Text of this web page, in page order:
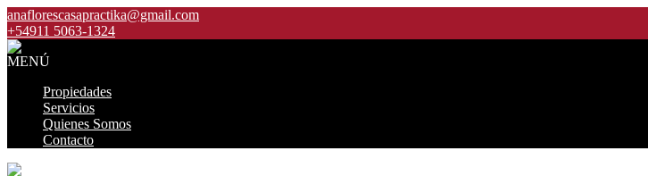
anaflorescasapractika@gmail.com
+54911 5063-1324
MENÚ
Propiedades
Servicios
Quienes Somos
Contacto